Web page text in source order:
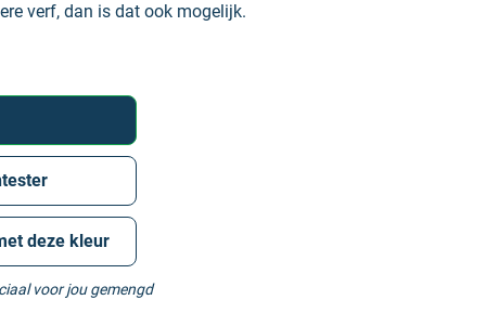
verf, dan is dat ook mogelijk.
deze kleur
voor jou gemengd